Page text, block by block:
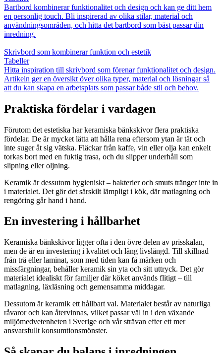
Bartbord kombinerar funktionalitet och design och kan ge ditt hem
en personlig touch. Bli inspirerad av olika stilar, material och
användningsområden, och hitta det bartbord som bäst passar din
inredning.
Skrivbord som kombinerar funktion och estetik
Tabeller
Hitta inspiration till skrivbord som förenar funktionalitet och design.
Artikeln ger en översikt över olika typer, material och lösningar så
att du kan skapa en arbetsplats som passar både stil och behov.
Praktiska fördelar i vardagen
Förutom det estetiska har keramiska bänkskivor flera praktiska
fördelar. De är mycket lätta att hålla rena eftersom ytan är tät och
inte suger åt sig vätska. Fläckar från kaffe, vin eller olja kan enkelt
torkas bort med en fuktig trasa, och du slipper underhåll som
slipning eller oljning.
Keramik är dessutom hygieniskt – bakterier och smuts tränger inte in
i materialet. Det gör det särskilt lämpligt i kök, där matlagning och
rengöring går hand i hand.
En investering i hållbarhet
Keramiska bänkskivor ligger ofta i den övre delen av prisskalan,
men de är en investering i kvalitet och lång livslängd. Till skillnad
från trä eller laminat, som med tiden kan få märken och
missfärgningar, behåller keramik sin yta och sitt uttryck. Det gör
materialet idealiskt för familjer där köket används flitigt – till
matlagning, läxläsning och gemensamma middagar.
Dessutom är keramik ett hållbart val. Materialet består av naturliga
råvaror och kan återvinnas, vilket passar väl in i den växande
miljömedvetenheten i Sverige och vår strävan efter ett mer
ansvarsfullt konsumtionsmönster.